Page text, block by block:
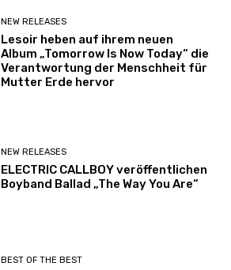
NEW RELEASES
Lesoir heben auf ihrem neuen
Album „Tomorrow Is Now Today“ die
Verantwortung der Menschheit für
Mutter Erde hervor
NEW RELEASES
ELECTRIC CALLBOY veröffentlichen
Boyband Ballad „The Way You Are“
BEST OF THE BEST